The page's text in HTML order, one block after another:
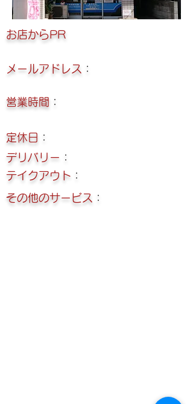
​お店からPR
メールアドレス ：
営業時間 ：
定休日 ：
デリバリー ：
テイクアウト ：
その他のサービス ：